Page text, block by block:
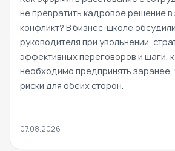
не превратить кадровое решение в
конфликт? В бизнес-школе
руководителя при увольнении,
эффективных переговоров и шаги,
необходимо предпринять заранее,
риски для обеих сторон.
07.08.2026